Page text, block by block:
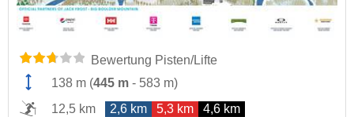
Bewertung Pisten/Lifte
138 m (445 m - 583 m)
12,5 km
2,6 km 5,3 km 4,6 km